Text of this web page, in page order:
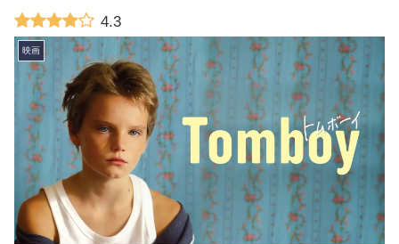
4.3
映画